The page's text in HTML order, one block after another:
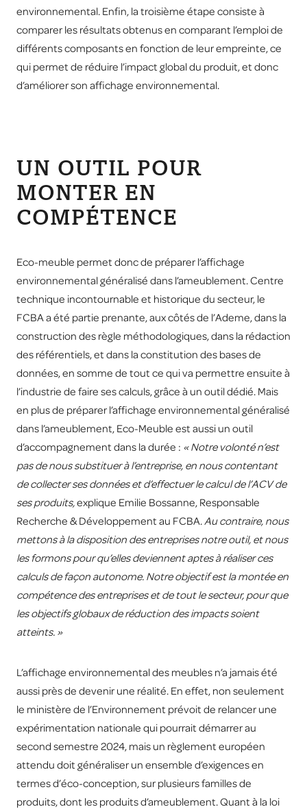
environnemental. Enfin, la troisième étape consiste à
comparer les résultats obtenus en comparant l’emploi de
différents composants en fonction de leur empreinte, ce
qui permet de réduire l’impact global du produit, et donc
d’améliorer son affichage environnemental.
UN OUTIL POUR
MONTER EN
COMPÉTENCE
Eco-meuble permet donc de préparer l’affichage
environnemental généralisé dans l’ameublement. Centre
technique incontournable et historique du secteur, le
FCBA a été partie prenante, aux côtés de l’Ademe, dans la
construction des règle méthodologiques, dans la rédaction
des référentiels, et dans la constitution des bases de
données, en somme de tout ce qui va permettre ensuite à
l’industrie de faire ses calculs, grâce à un outil dédié. Mais
en plus de préparer l’affichage environnemental généralisé
dans l’ameublement, Eco-Meuble est aussi un outil
d’accompagnement dans la durée : « Notre volonté n’est
pas de nous substituer à l’entreprise, en nous contentant
de collecter ses données et d’effectuer le calcul de l’ACV de
ses produits,explique Emilie Bossanne, Responsable
Recherche & Développement au FCBA. Au contraire, nous
mettons à la disposition des entreprises notre outil, et nous
les formons pour qu’elles deviennent aptes à réaliser ces
calculs de façon autonome. Notre objectif est la montée en
compétence des entreprises et de tout le secteur, pour que
les objectifs globaux de réduction des impacts soient
atteints. »
L’affichage environnemental des meubles n’a jamais été
aussi près de devenir une réalité. En effet, non seulement
le ministère de l’Environnement prévoit de relancer une
expérimentation nationale qui pourrait démarrer au
second semestre 2024, mais un règlement européen
attendu doit généraliser un ensemble d’exigences en
termes d’éco-conception, sur plusieurs familles de
produits, dont les produits d’ameublement. Quant à la loi